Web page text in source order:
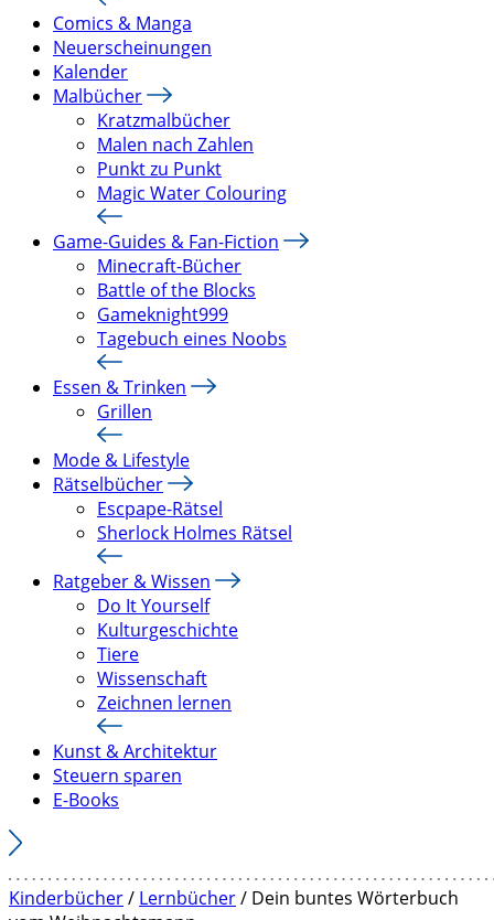
Comics & Manga
Neuerscheinungen
Kalender
Malbücher
Kratzmalbücher
Malen nach Zahlen
Punkt zu Punkt
Magic Water Colouring
Game-Guides & Fan-Fiction
Minecraft-Bücher
Battle of the Blocks
Gameknight999
Tagebuch eines Noobs
Essen & Trinken
Grillen
Mode & Lifestyle
Rätselbücher
Escpape-Rätsel
Sherlock Holmes Rätsel
Ratgeber & Wissen
Do It Yourself
Kulturgeschichte
Tiere
Wissenschaft
Zeichnen lernen
Kunst & Architektur
Steuern sparen
E-Books
Kinderbücher/ Lernbücher/ Dein buntes Wörterbuch